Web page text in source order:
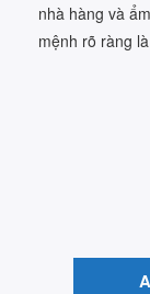
nhà hàng và
mệnh rõ ràng